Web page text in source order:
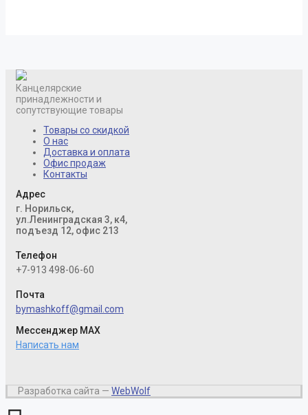
Канцелярские
принадлежности и
сопутствующие товары
Товары со скидкой
О нас
Доставка и оплата
Офис продаж
Контакты
Адрес
г. Норильск,
ул.Ленинградская 3, к4,
подъезд 12, офис 213
Телефон
+7-913 498-06-60
Почта
bymashkoff@gmail.com
Мессенджер MAX
Написать нам
Разработка сайта — WebWolf